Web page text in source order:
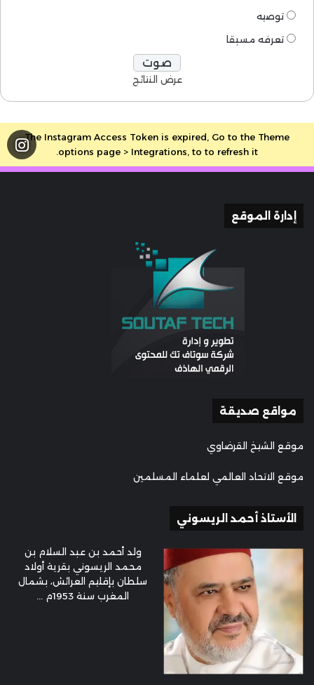
توصيه
تعرفه مسبقا
عرض النتائج
The Instagram Access Token is expired, Go to the Theme
options page > Integrations, to to refresh it.
إدارة الموقع
مواقع صديقة
موقع الشيخ القرضاوي
موقع الاتحاد العالمي لعلماء المسلمين
الأستاذ أحمد الريسوني
ولد أحمد بن عبد السلام بن
محمد الريسوني بقرية أولاد
سلطان بإقليم العرائش، بشمال
المغرب سنة 1953م ...